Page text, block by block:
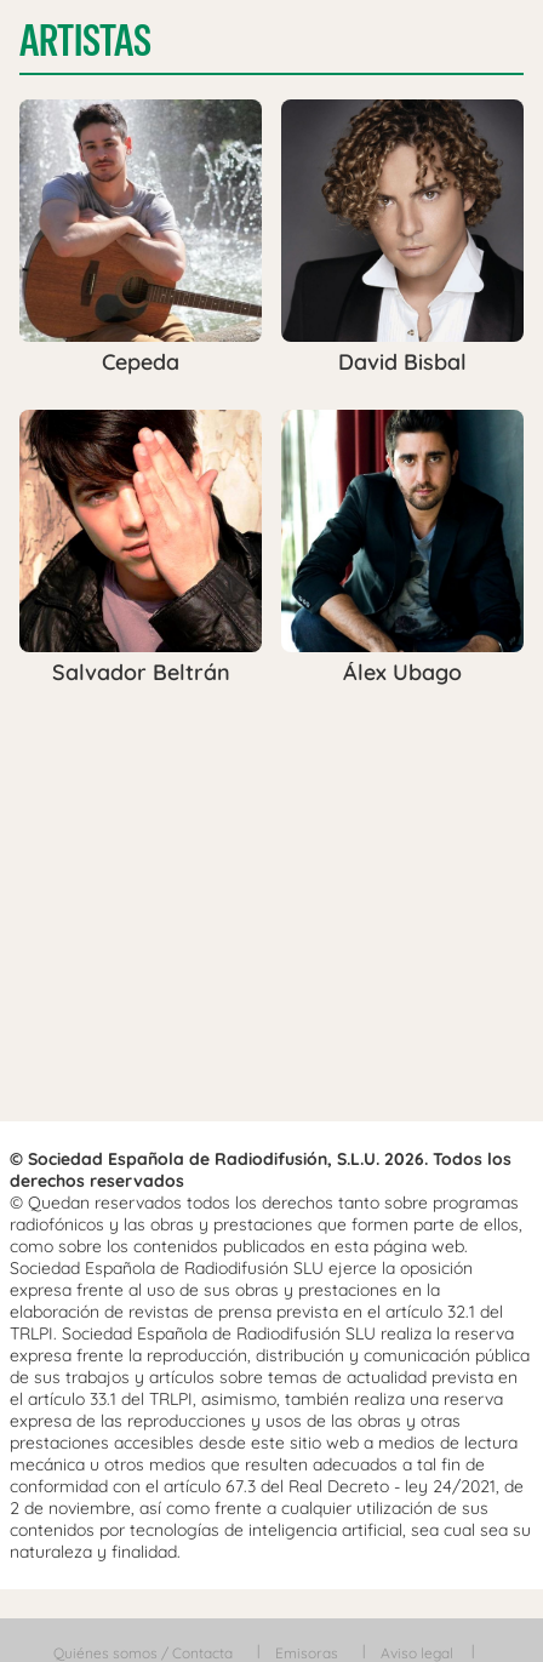
ARTISTAS
Cepeda David Bisbal
Salvador Beltrán Álex Ubago
© Sociedad Española de Radiodifusión, S.L.U. 2026. Todos los
derechos reservados
© Quedan reservados todos los derechos tanto sobre programas
radiofónicos y las obras y prestaciones que formen parte de ellos,
como sobre los contenidos publicados en esta página web.
Sociedad Española de Radiodifusión SLU ejerce la oposición
expresa frente al uso de sus obras y prestaciones en la
elaboración de revistas de prensa prevista en el artículo 32.1 del
TRLPI. Sociedad Española de Radiodifusión SLU realiza la reserva
expresa frente la reproducción, distribución y comunicación pública
de sus trabajos y artículos sobre temas de actualidad prevista en
el artículo 33.1 del TRLPI, asimismo, también realiza una reserva
expresa de las reproducciones y usos de las obras y otras
prestaciones accesibles desde este sitio web a medios de lectura
mecánica u otros medios que resulten adecuados a tal fin de
conformidad con el artículo 67.3 del Real Decreto - ley 24/2021, de
2 de noviembre, así como frente a cualquier utilización de sus
contenidos por tecnologías de inteligencia artificial, sea cual sea su
naturaleza y finalidad.
Quiénes somos / Contacta Emisoras Aviso legal